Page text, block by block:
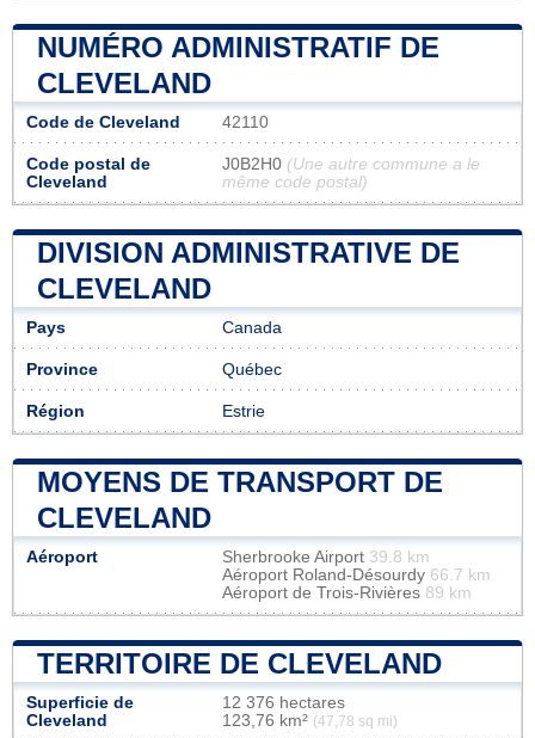
NUMÉRO ADMINISTRATIF DE
CLEVELAND
Code de Cleveland 42110
Code postal de
Cleveland
J0B2H0 (Une autre commune a le
même code postal)
DIVISION ADMINISTRATIVE DE
CLEVELAND
Pays Canada
Province Québec
Région Estrie
MOYENS DE TRANSPORT DE
CLEVELAND
Aéroport Sherbrooke Airport 39.8 km
Aéroport Roland-Désourdy 66.7 km
Aéroport de Trois-Rivières 89 km
TERRITOIRE DE CLEVELAND
Superficie de
Cleveland
12 376 hectares
123,76 km² (47,78 sq mi)